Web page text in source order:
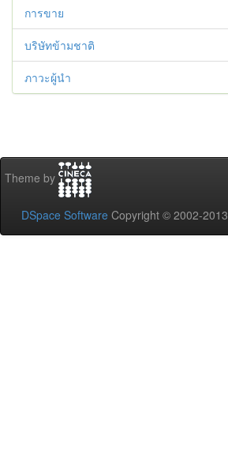
การขาย
บริษัทข้ามชาติ
ภาวะผู้นำ
Theme by
DSpace Software Copyright © 2002-2013